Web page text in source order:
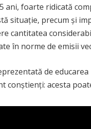
ani, foarte ridicată
situație, precum și
cantitatea
în norme de emisii
de
conștienți: acesta